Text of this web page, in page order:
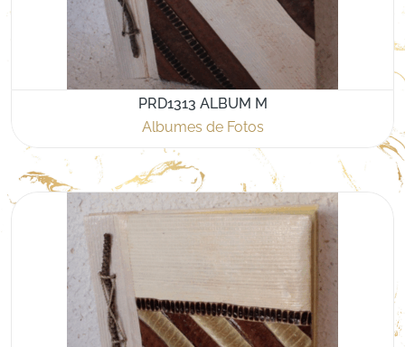
PRD1313 ALBUM M
Albumes de Fotos